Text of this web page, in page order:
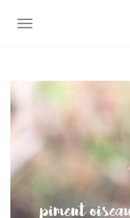
AFFICHER/